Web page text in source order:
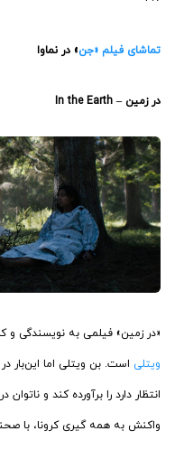
تماشای فیلم «جن» در نماوا
در زمین – In the Earth
«در زمین» فیلمی به نویسندگی
ویتلی است. بن ویتلی اما این‌بار
انتظار دارد را برآورده کند و
واکنش به همه گیری کرونا، با